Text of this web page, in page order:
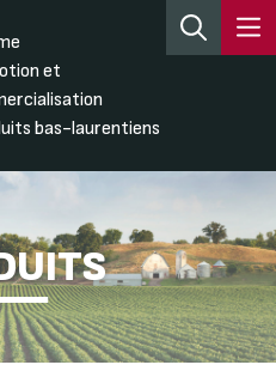
et
bas-laurentiens